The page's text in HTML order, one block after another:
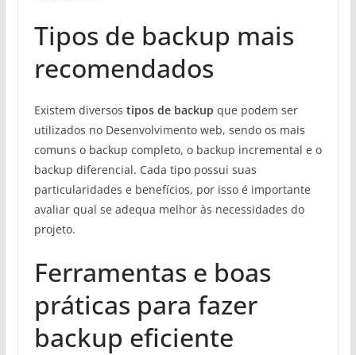
Tipos de backup mais
recomendados
Existem diversos tipos de backup que podem ser
utilizados no Desenvolvimento web, sendo os mais
comuns o backup completo, o backup incremental e o
backup diferencial. Cada tipo possui suas
particularidades e benefícios, por isso é importante
avaliar qual se adequa melhor às necessidades do
projeto.
Ferramentas e boas
práticas para fazer
backup eficiente